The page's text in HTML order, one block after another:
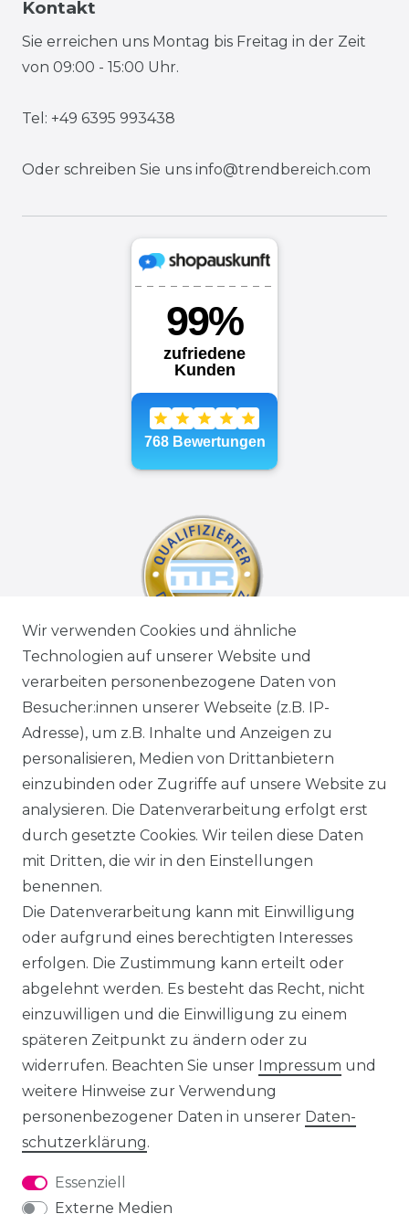
Kontakt
Sie erreichen uns Montag bis Freitag in der Zeit
von 09:00 - 15:00 Uhr.
Tel: +49 6395 993438
Oder schreiben Sie uns info@trendbereich.com
Wir verwenden Cookies und ähnliche
Technologien auf unserer Website und
verarbeiten personenbezogene Daten von
Besucher:innen unserer Webseite (z.B. IP-
Adresse), um z.B. Inhalte und Anzeigen zu
personalisieren, Medien von Drittanbietern
einzubinden oder Zugriffe auf unsere Website zu
analysieren. Die Datenverarbeitung erfolgt erst
durch gesetzte Cookies. Wir teilen diese Daten
mit Dritten, die wir in den Einstellungen
benennen.
Die Datenverarbeitung kann mit Einwilligung
oder aufgrund eines berechtigten Interesses
erfolgen. Die Zustimmung kann erteilt oder
abgelehnt werden. Es besteht das Recht, nicht
einzuwilligen und die Einwilligung zu einem
späteren Zeitpunkt zu ändern oder zu
widerrufen. Beachten Sie unser Impressum und
weitere Hinweise zur Verwendung
personenbezogener Daten in unserer Daten­
schutz­erklärung.
Essenziell
Externe Medien